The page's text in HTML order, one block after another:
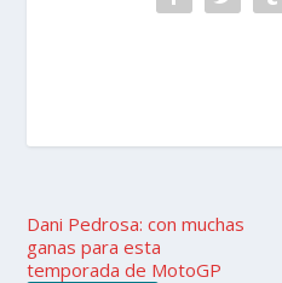
Dani Pedrosa: con muchas
ganas para esta
temporada de MotoGP